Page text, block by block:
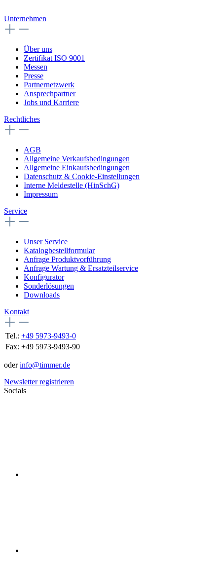
Unternehmen
Über uns
Zertifikat ISO 9001
Messen
Presse
Partnernetzwerk
Ansprechpartner
Jobs und Karriere
Rechtliches
AGB
Allgemeine Verkaufsbedingungen
Allgemeine Einkaufsbedingungen
Datenschutz & Cookie-Einstellungen
Interne Meldestelle (HinSchG)
Impressum
Service
Unser Service
Katalogbestellformular
Anfrage Produktvorführung
Anfrage Wartung & Ersatzteilservice
Konfigurator
Sonderlösungen
Downloads
Kontakt
Tel.: +49 5973-9493-0
Fax: +49 5973-9493-90
oderinfo@timmer.de
Newsletter registrieren
Socials